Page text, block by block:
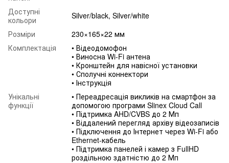
Доступні
кольори
Silver/black, Silver/white
Розміри
230×165×22 мм
Комплектація
• Відеодомофон
• Виносна Wi-Fi антена
• Кронштейн для навісної установки
• Сполучні коннектори
• Інструкція
Унікальні
функції
• Переадресація викликів на смартфон за
допомогою програми Slinex Cloud Call
• Підтримка AHD/CVBS до 2 Мп
• Віддалений перегляд архіву відеозаписів
• Підключення до Інтернет через Wi-Fi або
Ethernet-кабель
• Підтримка панелей і камер з FullHD
роздільною здатністю до 2 Мп